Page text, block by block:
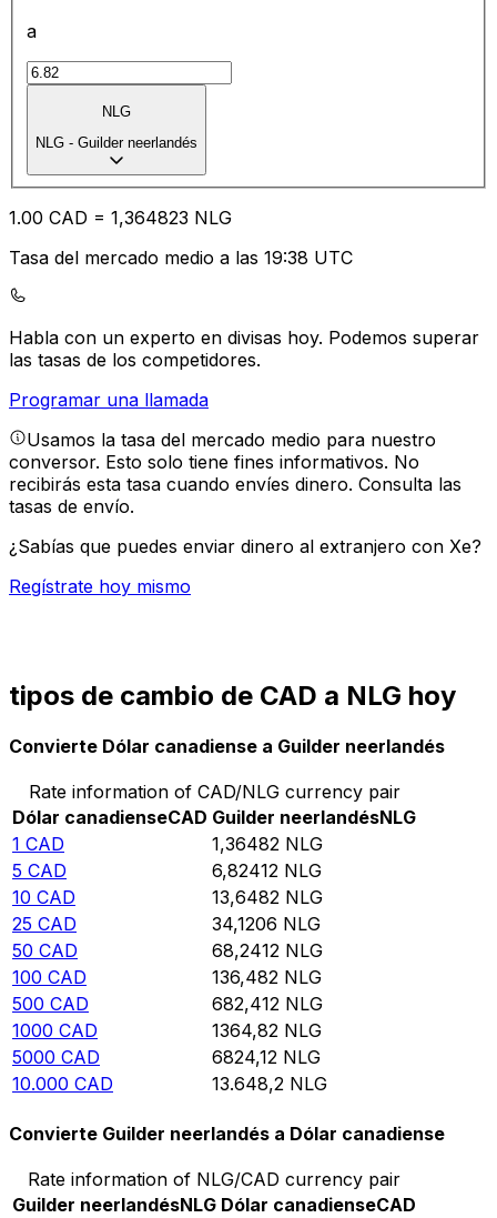
a
NLG
NLG - Guilder neerlandés
1.00 CAD = 1,364823 NLG
Tasa del mercado medio a las 19:38 UTC
Habla con un experto en divisas hoy. Podemos superar
las tasas de los competidores.
Programar una llamada
Usamos la tasa del mercado medio para nuestro
conversor. Esto solo tiene fines informativos. No
recibirás esta tasa cuando envíes dinero. Consulta las
tasas de envío.
¿Sabías que puedes enviar dinero al extranjero con Xe?
Regístrate hoy mismo
tipos de cambio de CAD a NLG hoy
Convierte Dólar canadiense a Guilder neerlandés
Rate information of CAD/NLG currency pair
Dólar canadienseCAD Guilder neerlandésNLG
1 CAD 1,36482 NLG
5 CAD 6,82412 NLG
10 CAD 13,6482 NLG
25 CAD 34,1206 NLG
50 CAD 68,2412 NLG
100 CAD 136,482 NLG
500 CAD 682,412 NLG
1000 CAD 1364,82 NLG
5000 CAD 6824,12 NLG
10.000 CAD 13.648,2 NLG
Convierte Guilder neerlandés a Dólar canadiense
Rate information of NLG/CAD currency pair
Guilder neerlandésNLG Dólar canadienseCAD